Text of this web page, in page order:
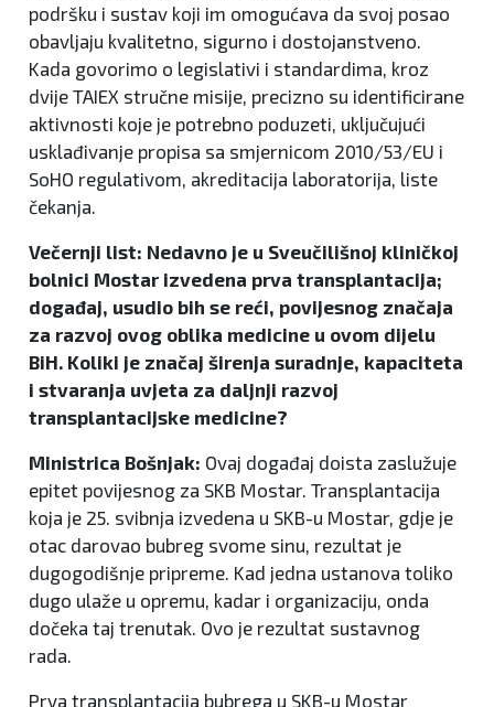
podršku i sustav koji im omogućava da svoj posao
obavljaju kvalitetno, sigurno i dostojanstveno.
Kada govorimo o legislativi i standardima, kroz
dvije TAIEX stručne misije, precizno su identificirane
aktivnosti koje je potrebno poduzeti, uključujući
usklađivanje propisa sa smjernicom 2010/53/EU i
SoHO regulativom, akreditacija laboratorija, liste
čekanja.
Večernji list: Nedavno je u Sveučilišnoj kliničkoj
bolnici Mostar izvedena prva transplantacija;
događaj, usudio bih se reći, povijesnog značaja
za razvoj ovog oblika medicine u ovom dijelu
BiH. Koliki je značaj širenja suradnje, kapaciteta
i stvaranja uvjeta za daljnji razvoj
transplantacijske medicine?
Ministrica Bošnjak: Ovaj događaj doista zaslužuje
epitet povijesnog za SKB Mostar. Transplantacija
koja je 25. svibnja izvedena u SKB-u Mostar, gdje je
otac darovao bubreg svome sinu, rezultat je
dugogodišnje pripreme. Kad jedna ustanova toliko
dugo ulaže u opremu, kadar i organizaciju, onda
dočeka taj trenutak. Ovo je rezultat sustavnog
rada.
Prva transplantacija bubrega u SKB-u Mostar